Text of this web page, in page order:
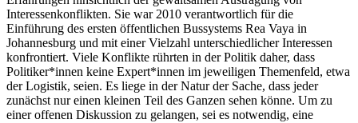
Interessenkonflikten. Sie war 2010 verantwortlich für die
Einführung des ersten öffentlichen Bussystems Rea Vaya in
Johannesburg und mit einer Vielzahl unterschiedlicher Interessen
konfrontiert. Viele Konflikte rührten in der Politik daher, dass
Politiker*innen keine Expert*innen im jeweiligen Themenfeld, etwa
der Logistik, seien. Es liege in der Natur der Sache, dass jeder
zunächst nur einen kleinen Teil des Ganzen sehen könne. Um zu
einer offenen Diskussion zu gelangen, sei es notwendig, eine